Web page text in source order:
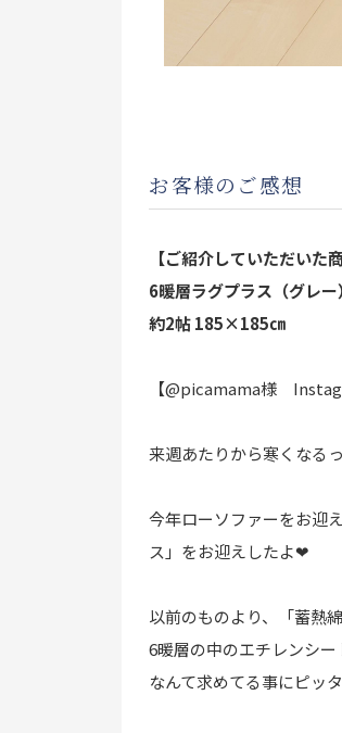
お客様のご感想
【ご紹介していただいた商
6暖層ラグプラス（グレー）
約2帖 185×185㎝
【@picamama様
来週あたりから寒くなる
今年ローソファーをお迎
ス」 をお迎えしたよ❤︎
以前のものより、「蓄熱
6暖層の中のエチレンシ
なんて求めてる事にピッ